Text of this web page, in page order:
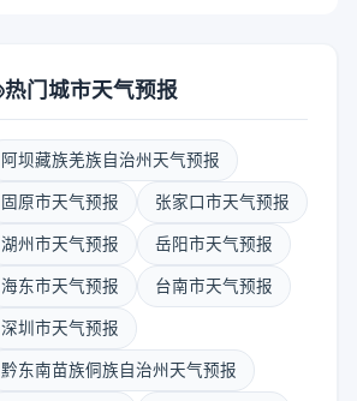
热门城市天气预报
阿坝藏族羌族自治州天气预报
固原市天气预报 张家口市天气预报
湖州市天气预报 岳阳市天气预报
海东市天气预报 台南市天气预报
深圳市天气预报
黔东南苗族侗族自治州天气预报